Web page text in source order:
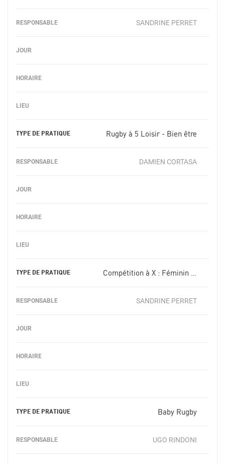
SANDRINE PERRET
Rugby à 5 Loisir - Bien être
DAMIEN CORTASA
Compétition à X : Féminin +18 ans
SANDRINE PERRET
Baby Rugby
UGO RINDONI